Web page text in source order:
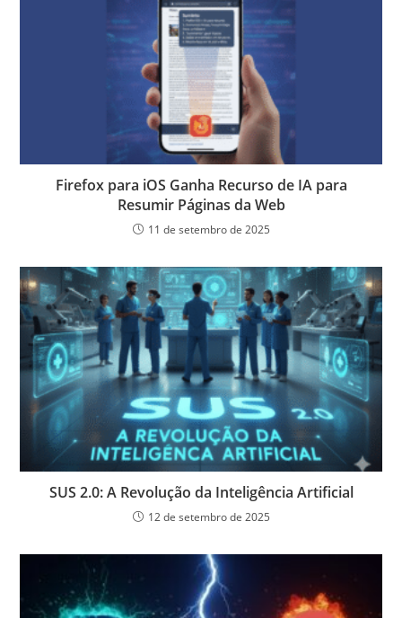
Firefox para iOS Ganha Recurso de IA para
Resumir Páginas da Web
11 de setembro de 2025
SUS 2.0: A Revolução da Inteligência Artificial
12 de setembro de 2025